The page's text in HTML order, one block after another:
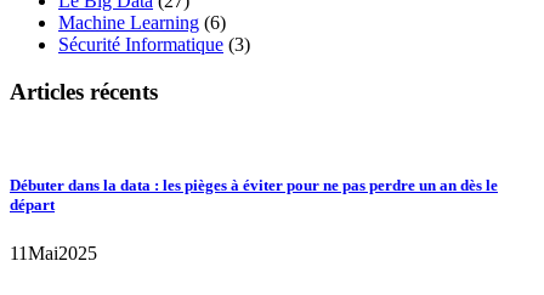
Machine Learning (6)
Sécurité Informatique (3)
Articles récents
Débuter dans la data : les pièges à éviter pour ne pas perdre un an dès le
départ
11Mai2025